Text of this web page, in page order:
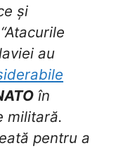
și
au
în
militară.
pentru a